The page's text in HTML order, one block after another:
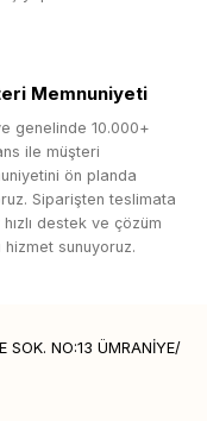
Memnuniyeti
genelinde 10.000+
ile müşteri
ön planda
Siparişten teslimata
destek ve çözüm
hizmet sunuyoruz.
SOK. NO:13 ÜMRANİYE/